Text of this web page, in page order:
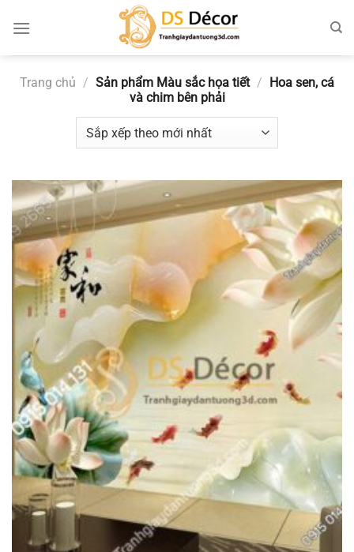
đến
Trang chủ / Sản phẩm Màu sắc họa tiết / Hoa sen, cá
và chim bên phải